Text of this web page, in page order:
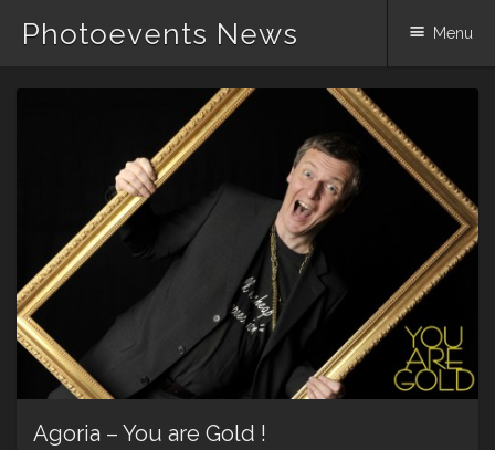
Photoevents News Menu
Agoria – You are Gold !